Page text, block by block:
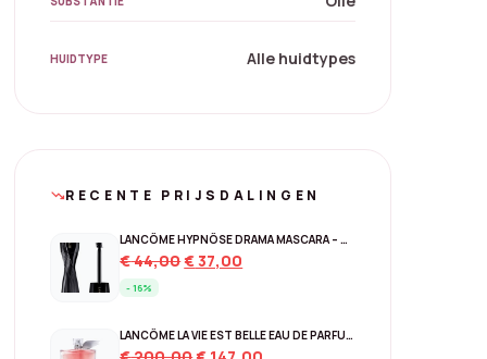
HUIDTYPE Alle huidtypes
trending_downRECENTE PRIJSDALINGEN
LANCÔME HYPNÔSE DRAMA MASCARA – 01 EXCESSIVE BLACK
€44,00Original
€37,00
- 16%
LANCÔME LA VIE EST BELLE EAU DE PARFUM – NAVULBAAR 150 ML